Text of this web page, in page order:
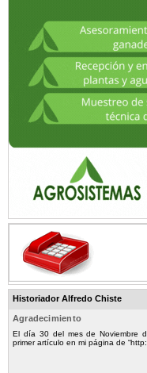
Historiador Alfredo Chiste
Agradecimiento
El día 30 del mes de Noviembre
primer artículo en mi página de